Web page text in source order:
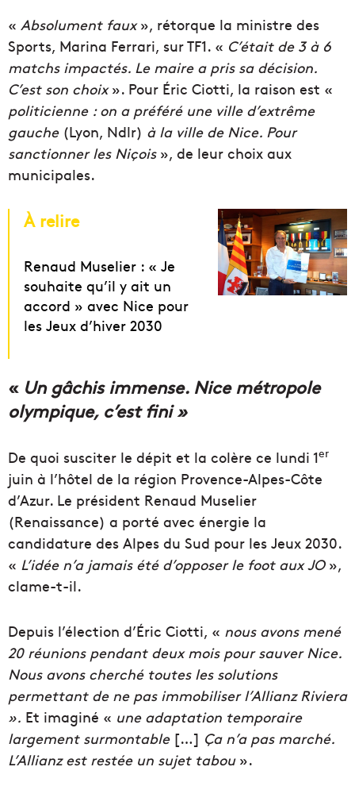
« Absolument faux», rétorque la ministre des
Sports, Marina Ferrari, sur TF1. « C’était de 3 à 6
matchs impactés. Le maire a pris sa décision.
C’est son choix». Pour Éric Ciotti, la raison est «
politicienne : on a préféré une ville d’extrême
gauche (Lyon, Ndlr) à la ville de Nice. Pour
sanctionner les Niçois», de leur choix aux
municipales.
À relire
Renaud Muselier : « Je
souhaite qu’il y ait un
accord » avec Nice pour
les Jeux d’hiver 2030
« Un gâchis immense. Nice métropole
olympique, c’est fini »
De quoi susciter le dépit et la colère ce lundi 1er
juin à l’hôtel de la région Provence-Alpes-Côte
d’Azur. Le président Renaud Muselier
(Renaissance) a porté avec énergie la
candidature des Alpes du Sud pour les Jeux 2030.
« L’idée n’a jamais été d’opposer le foot aux JO »,
clame-t-il.
Depuis l’élection d’Éric Ciotti, « nous avons mené
20 réunions pendant deux mois pour sauver Nice.
Nous avons cherché toutes les solutions
permettant de ne pas immobiliser l’Allianz Riviera
». Et imaginé « une adaptation temporaire
largement surmontable[…] Ça n’a pas marché.
L’Allianz est restée un sujet tabou».